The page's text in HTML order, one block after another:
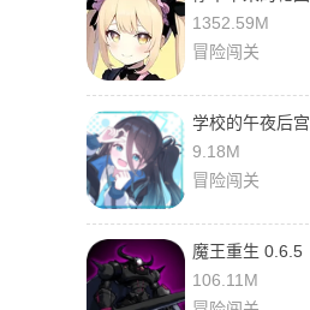
1.3.0 最新版
1352.59M
冒险闯关
学校的午夜后宫
Alpha0.6.3 最新
版
9.18M
冒险闯关
魔王重生 0.6.5
手机版
106.11M